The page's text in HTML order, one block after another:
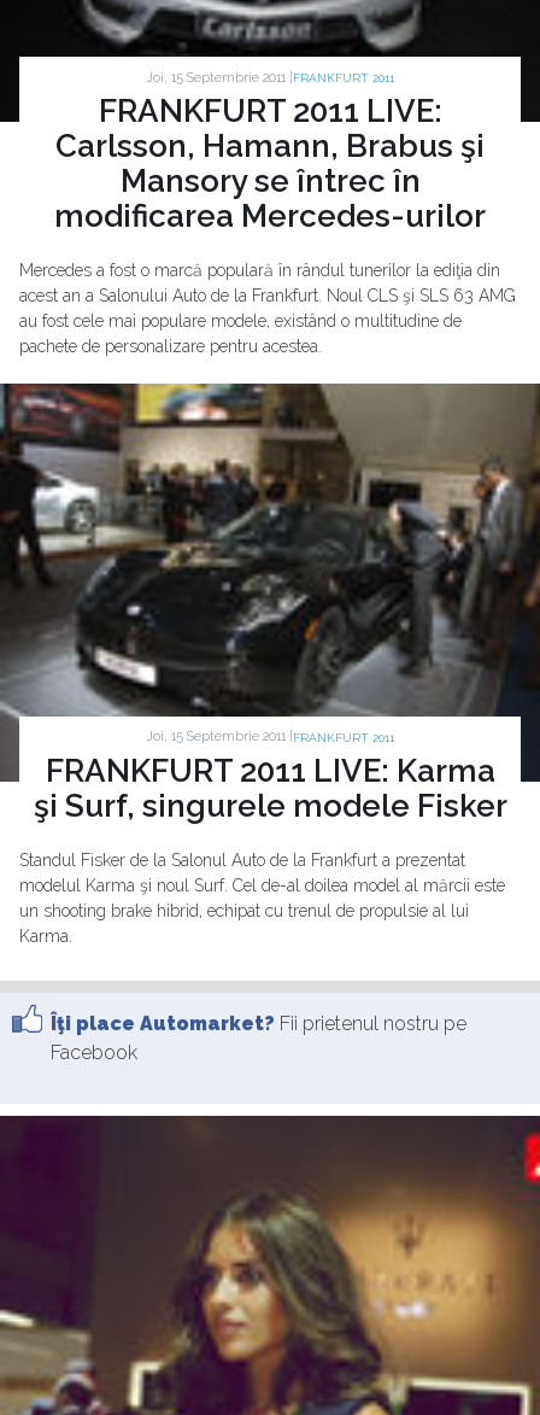
Joi, 15 Septembrie 2011 | FRANKFURT 2011
FRANKFURT 2011 LIVE:
Carlsson, Hamann, Brabus şi
Mansory se întrec în
modificarea Mercedes-urilor
Mercedes a fost o marcă populară în rândul tunerilor la ediţia din
acest an a Salonului Auto de la Frankfurt. Noul CLS şi SLS 63 AMG
au fost cele mai populare modele, existând o multitudine de
pachete de personalizare pentru acestea.
Joi, 15 Septembrie 2011 | FRANKFURT 2011
FRANKFURT 2011 LIVE: Karma
şi Surf, singurele modele Fisker
Standul Fisker de la Salonul Auto de la Frankfurt a prezentat
modelul Karma şi noul Surf. Cel de-al doilea model al mărcii este
un shooting brake hibrid, echipat cu trenul de propulsie al lui
Karma.
Îţi place Automarket? Fii prietenul nostru pe
Facebook